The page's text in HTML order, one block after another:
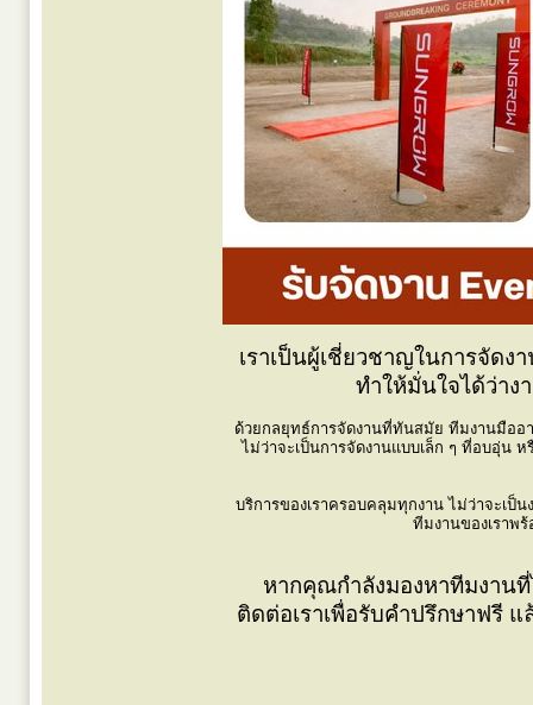
เราเป็นผู้เชี่ยวชาญในการจัด
ทำให้มั่นใจได้ว่าง
ด้วยกลยุทธ์การจัดงานที่ทันสมัย ทีมงานมืออ
ไม่ว่าจะเป็นการจัดงานแบบเล็ก ๆ ที่อบอุ่น
บริการของเราครอบคลุมทุกงาน ไม่ว่าจะเป็น
ทีมงานของเราพ
หากคุณกำลังมองหาทีมงาน
ติดต่อเราเพื่อรับคำปรึกษาฟรี